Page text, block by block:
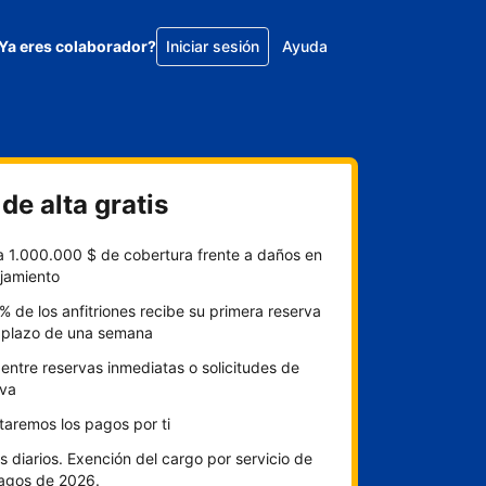
eres colaborador? Iniciar sesión Ayuda
alta gratis
1.000.000 $ de cobertura frente a daños en
de los anfitriones recibe su primera reserva
de una semana
entre reservas inmediatas o solicitudes de
los pagos por ti
diarios. Exención del cargo por servicio de
de 2026.